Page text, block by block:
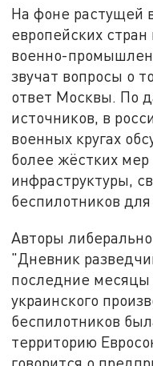
На фоне растущей
европейских
военно-
звучат вопросы о
ответ Москвы. По
источников, в
военных кругах
более жёстких
инфраструктуры,
беспилотников
Авторы
"Дневник
последние месяцы
украинского
беспилотников
территорию
говорится о